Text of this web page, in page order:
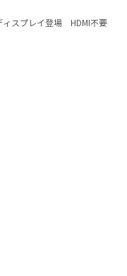
ィスプレイ登場 HDMI不要